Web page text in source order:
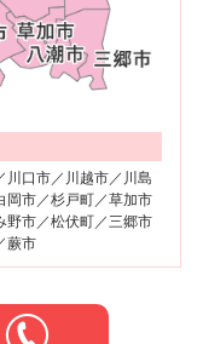
川口市／川越市／川島
岡市／杉戸町／草加市
野市／松伏町／三郷市
蕨市